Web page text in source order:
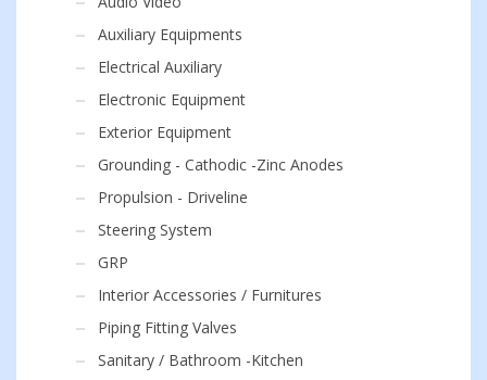
Auxiliary Equipments
Electrical Auxiliary
Electronic Equipment
Exterior Equipment
Grounding - Cathodic -Zinc Anodes
Propulsion - Driveline
Steering System
GRP
Interior Accessories / Furnitures
Piping Fitting Valves
Sanitary / Bathroom -Kitchen